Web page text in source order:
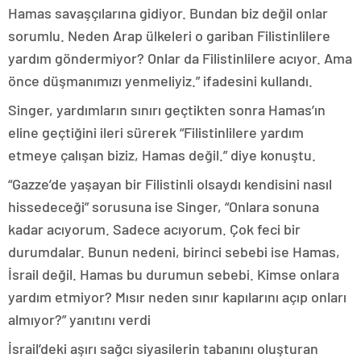
Hamas savaşçılarına gidiyor. Bundan biz değil onlar
sorumlu. Neden Arap ülkeleri o gariban Filistinlilere
yardım göndermiyor? Onlar da Filistinlilere acıyor. Ama
önce düşmanımızı yenmeliyiz.” ifadesini kullandı.
Singer, yardımların sınırı geçtikten sonra Hamas’ın
eline geçtiğini ileri sürerek “Filistinlilere yardım
etmeye çalışan biziz, Hamas değil.” diye konuştu.
“Gazze’de yaşayan bir Filistinli olsaydı kendisini nasıl
hissedeceği” sorusuna ise Singer, “Onlara sonuna
kadar acıyorum. Sadece acıyorum. Çok feci bir
durumdalar. Bunun nedeni, birinci sebebi ise Hamas,
İsrail değil. Hamas bu durumun sebebi. Kimse onlara
yardım etmiyor? Mısır neden sınır kapılarını açıp onları
almıyor?” yanıtını verdi
İsrail’deki aşırı sağcı siyasilerin tabanını oluşturan